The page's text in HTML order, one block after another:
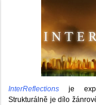
InterReflections je
Strukturálně je dílo